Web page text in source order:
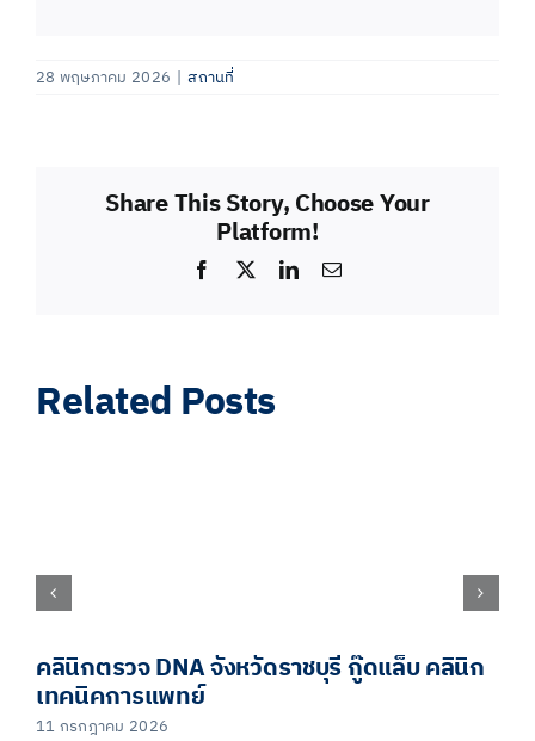
28 พฤษภาคม 2026 | สถานที่
Share This Story, Choose Your
Platform!
Facebook LinkedInEmail
Related Posts
คลินิกตรวจ DNA จังหวัดราชบุรี กู๊ดแล็บ คลินิก
เทคนิคการแพทย์
11 กรกฎาคม 2026